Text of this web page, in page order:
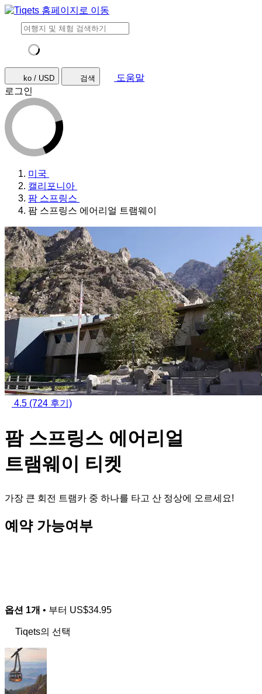
ko / USD 검색
도움말
로그인
미국
캘리포니아
팜 스프링스
팜 스프링스 에어리얼 트램웨이
4.5 (724 후기)
팜 스프링스 에어리얼
트램웨이 티켓
가장 큰 회전 트램카 중 하나를 타고 산 정상에 오르세요!
예약 가능여부
옵션 1개 • 부터 US$34.95
Tiqets의 선택